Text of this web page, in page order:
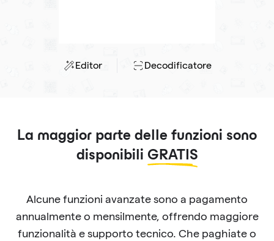
Editor Decodificatore
La maggior parte delle funzioni sono
disponibili GRATIS
Alcune funzioni avanzate sono a pagamento
annualmente o mensilmente, offrendo maggiore
funzionalità e supporto tecnico. Che paghiate o